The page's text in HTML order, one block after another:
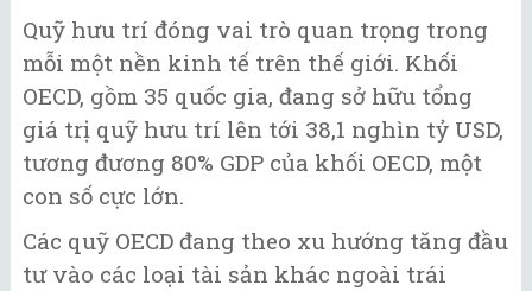
Quỹ hưu trí đóng vai trò quan trọng trong
mỗi một nền kinh tế trên thế giới. Khối
OECD, gồm 35 quốc gia, đang sở hữu tổng
giá trị quỹ hưu trí lên tới 38,1 nghìn tỷ USD,
tương đương 80% GDP của khối OECD, một
con số cực lớn.
Các quỹ OECD đang theo xu hướng tăng đầu
tư vào các loại tài sản khác ngoài trái